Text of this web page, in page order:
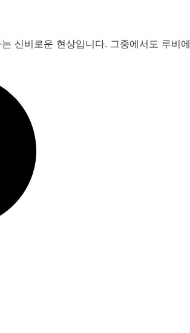
신비로운 현상입니다. 그중에서도 루비에